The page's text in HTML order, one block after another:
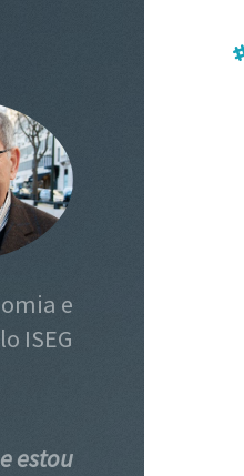
e
ISEG
estou